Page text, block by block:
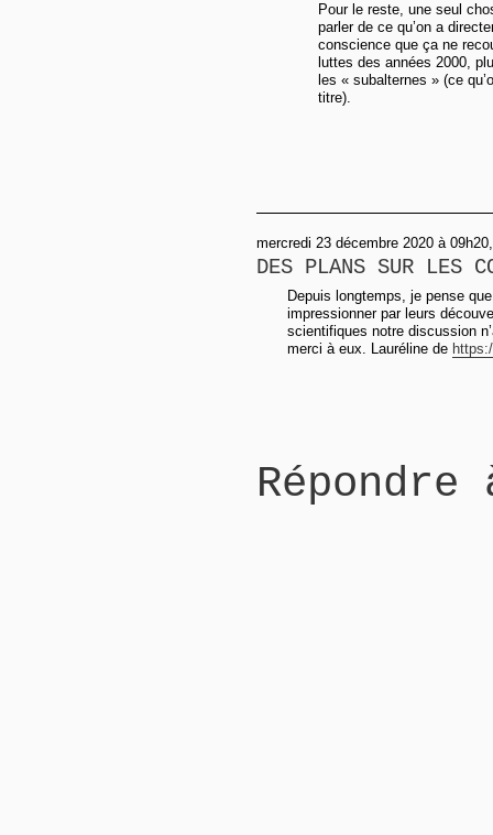
Pour le reste, une seul
parler de ce qu’on a
conscience que ça ne
luttes des années 2000,
les « subalternes » (ce
titre).
mercredi 23 décembre 2020 à
DES PLANS SUR LES
Depuis longtemps, je pense
impressionner par leurs
scientifiques notre discussion
merci à eux. Lauréline de